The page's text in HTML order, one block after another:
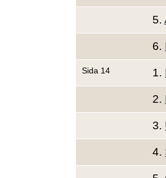
5.
6.
Sida 14 1.
2.
3.
4.